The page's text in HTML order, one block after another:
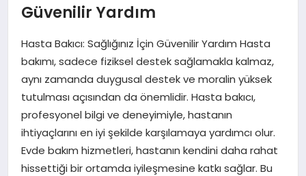
SEYAHAT
TEKNOLOJI
YAŞAM
Güvenilir Yardım
Hasta Bakıcı: Sağlığınız İçin Güvenilir Yardım Hasta
bakımı, sadece fiziksel destek sağlamakla kalmaz,
aynı zamanda duygusal destek ve moralin yüksek
tutulması açısından da önemlidir. Hasta bakıcı,
profesyonel bilgi ve deneyimiyle, hastanın
ihtiyaçlarını en iyi şekilde karşılamaya yardımcı olur.
Evde bakım hizmetleri, hastanın kendini daha rahat
hissettiği bir ortamda iyileşmesine katkı sağlar. Bu